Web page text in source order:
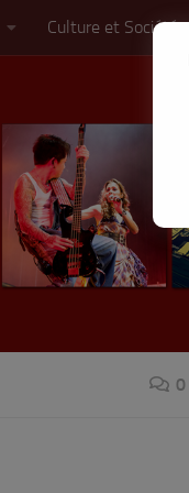
Culture et Société
0